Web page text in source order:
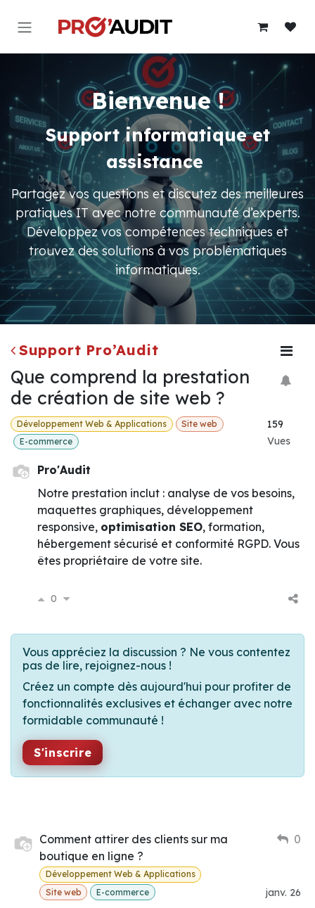
Bienvenue !
Support informatique et
assistance
Partagez vos questions et discutez des meilleures
pratiques IT avec notre communauté d’experts.
Développez vos compétences techniques et
trouvez des solutions à vos problématiques
informatiques.
Support Pro’Audit
Que comprend la prestation
de création de site web ?
Développement Web & Applications
Site web
E-commerce
159
Vues
Pro'Audit
Notre prestation inclut : analyse de vos besoins,
maquettes graphiques, développement
responsive, optimisation SEO, formation,
hébergement sécurisé et conformité RGPD. Vous
êtes propriétaire de votre site.
0
Vous appréciez la discussion ? Ne vous contentez
pas de lire, rejoignez-nous !
Créez un compte dès aujourd'hui pour profiter de
fonctionnalités exclusives et échanger avec notre
formidable communauté !
S'inscrire
Comment attirer des clients sur ma
boutique en ligne ?
Développement Web & Applications
Site web
E-commerce
0
janv. 26